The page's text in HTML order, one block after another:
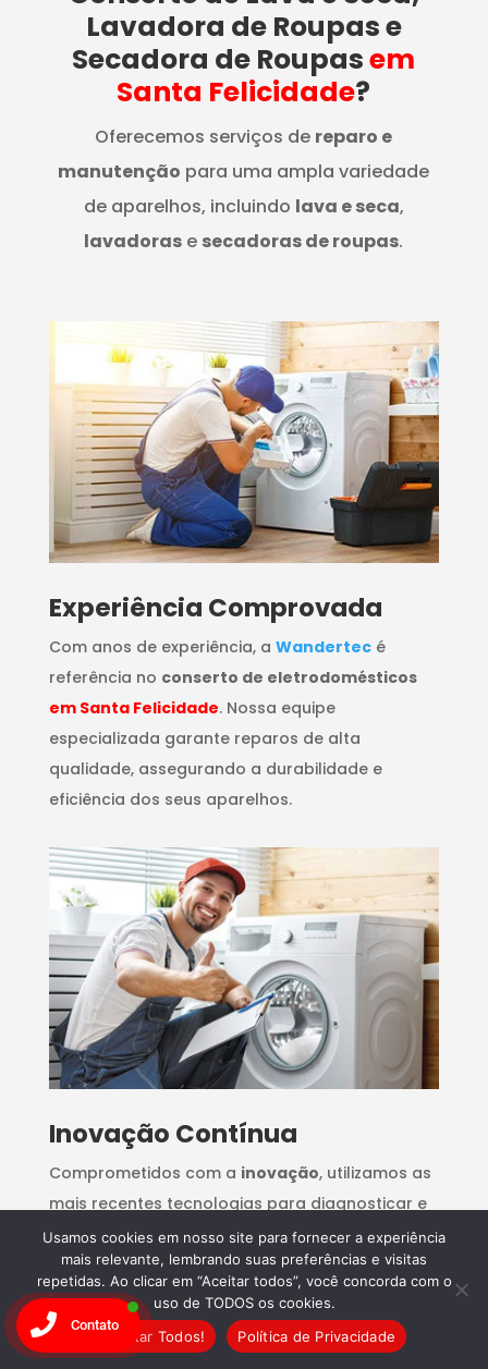
Lavadora de Roupas e
Secadora de Roupasem
Santa Felicidade?
Oferecemos serviços de reparo e
manutenção para uma ampla variedade
de aparelhos, incluindo lava e seca,
lavadoras e secadoras de roupas.
​Experiência Comprovada
Com anos de experiência, a Wandertecé
referência no conserto de eletrodomésticos
em Santa Felicidade. Nossa equipe
especializada garante reparos de alta
qualidade, assegurando a durabilidade e
eficiência dos seus aparelhos.
Inovação Contínua
Comprometidos com a inovação, utilizamos as
mais recentes tecnologias para diagnosticar e
reparareletrodomésticos, proporcionando
soluções rápidas e eficazes para qualquer
problema.
Usamos cookies em nosso site para fornecer a experiência
mais relevante, lembrando suas preferências e visitas
repetidas. Ao clicar em “Aceitar todos”, você concorda com o
uso de TODOS os cookies.
Aceitar Todos!
Política de Privacidade
Contato